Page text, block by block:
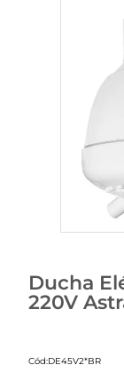
Ducha
220V
Cód:DE45V2*BR